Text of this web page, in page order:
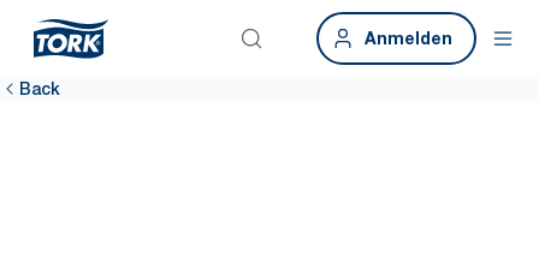
Anmelden
Back